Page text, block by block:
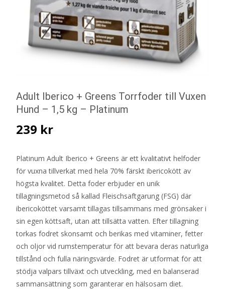
Adult Iberico + Greens Torrfoder till Vuxen
Hund – 1,5 kg – Platinum
239 kr
Platinum Adult Iberico + Greens är ett kvalitativt helfoder
för vuxna tillverkat med hela 70% färskt ibericokött av
högsta kvalitet. Detta foder erbjuder en unik
tillagningsmetod så kallad Fleischsaftgarung (FSG) där
ibericoköttet varsamt tillagas tillsammans med grönsaker i
sin egen köttsaft, utan att tillsätta vatten. Efter tillagning
torkas fodret skonsamt och berikas med vitaminer, fetter
och oljor vid rumstemperatur för att bevara deras naturliga
tillstånd och fulla näringsvärde. Fodret är utformat för att
stödja valpars tillväxt och utveckling, med en balanserad
sammansättning som garanterar en hälsosam diet.